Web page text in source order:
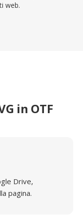
web.
in OTF
Drive,
pagina.